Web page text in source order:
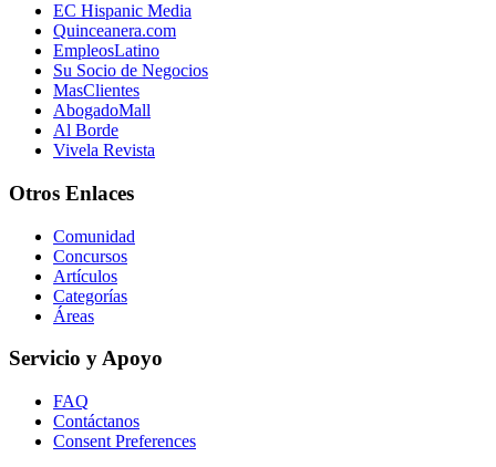
EC Hispanic Media
Quinceanera.com
EmpleosLatino
Su Socio de Negocios
MasClientes
AbogadoMall
Al Borde
Vivela Revista
Otros Enlaces
Comunidad
Concursos
Artículos
Categorías
Áreas
Servicio y Apoyo
FAQ
Contáctanos
Consent Preferences